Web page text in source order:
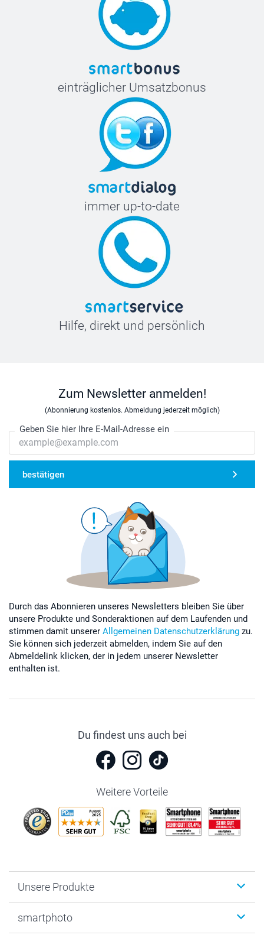
einträglicher Umsatzbonus
immer up-to-date
Hilfe, direkt und persönlich
Zum Newsletter anmelden!
(Abonnierung kostenlos. Abmeldung jederzeit möglich)
Geben Sie hier Ihre E-Mail-Adresse ein
bestätigen
Durch das Abonnieren unseres Newsletters bleiben Sie über
unsere Produkte und Sonderaktionen auf dem Laufenden und
stimmen damit unserer Allgemeinen Datenschutzerklärung zu.
Sie können sich jederzeit abmelden, indem Sie auf den
Abmeldelink klicken, der in jedem unserer Newsletter
enthalten ist.
Du findest uns auch bei
Weitere Vorteile
Unsere Produkte
Fotogeschenke
smartphoto